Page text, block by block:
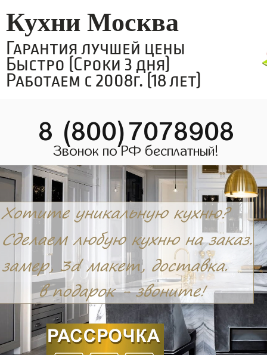
Кухни Москва
Гарантия лучшей цены
Быстро (Сроки 3 дня)
Работаем с 2008г. (18 лет)
8 (800)7078908
Звонок по РФ бесплатный!